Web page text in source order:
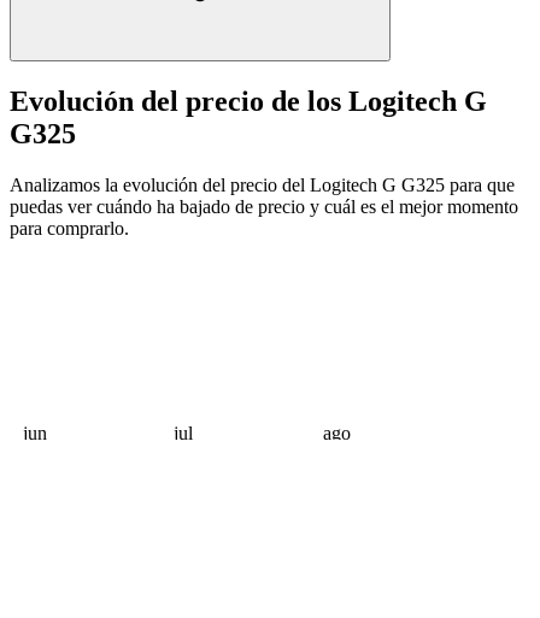
Evolución del precio de los Logitech G
G325
Analizamos la evolución del precio del Logitech G G325 para que
puedas ver cuándo ha bajado de precio y cuál es el mejor momento
para comprarlo.
jun jul ago